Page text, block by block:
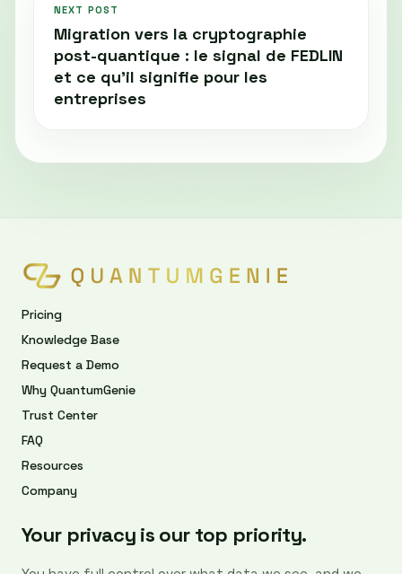
NEXT POST
Migration vers la cryptographie
post-quantique : le signal de FEDLIN
et ce qu’il signifie pour les
entreprises
Pricing
Knowledge Base
Request a Demo
Why QuantumGenie
Trust Center
FAQ
Resources
Company
Your privacy is our top priority.